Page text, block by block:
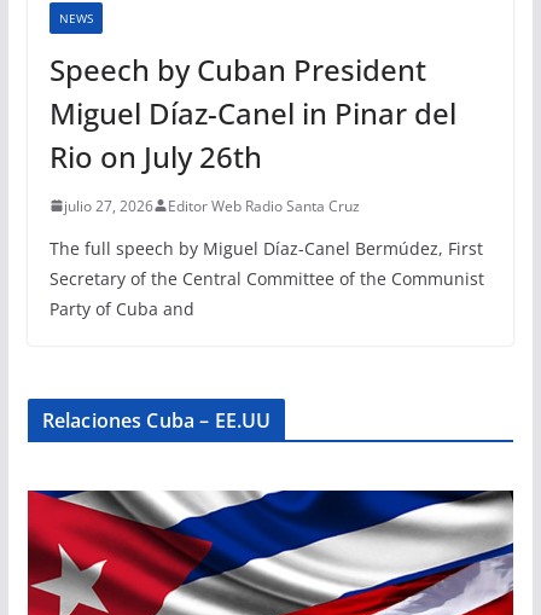
NEWS
Speech by Cuban President
Miguel Díaz-Canel in Pinar del
Rio on July 26th
julio 27, 2026 Editor Web Radio Santa Cruz
The full speech by Miguel Díaz-Canel Bermúdez, First
Secretary of the Central Committee of the Communist
Party of Cuba and
Relaciones Cuba – EE.UU